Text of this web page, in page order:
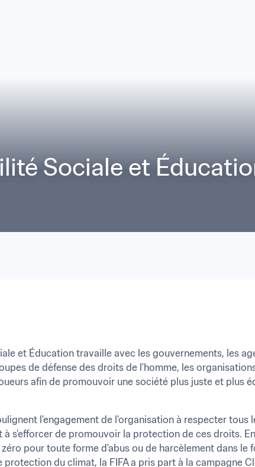
Sociale et
et Éducation travaille avec les gouvernements, les
de défense des droits de l'homme, les
afin de promouvoir une société plus juste et plus
l'engagement de l'organisation à respecter tous
à s'efforcer de promouvoir la protection de ces droits.
pour toute forme d'abus ou de harcèlement dans le
protection du climat, la FIFA a pris part à la campagne